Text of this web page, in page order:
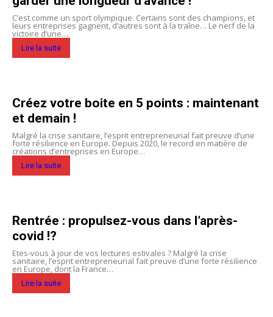
C’est comme un sport olympique. Certains sont des champions, et
leurs entreprises gagnent, d’autres sont à la traîne… Le nerf de la
victoire d’une…
Lire la suite
Créez votre boite en 5 points : maintenant
et demain !
Malgré la crise sanitaire, l’esprit entrepreneurial fait preuve d’une
forte résilience en Europe. Depuis 2020, le record en matière de
créations d’entreprises en Europe…
Lire la suite
Rentrée : propulsez-vous dans l’après-
covid !?
Etes-vous à jour de vos lectures estivales ? Malgré la crise
sanitaire, l’esprit entrepreneurial fait preuve d’une forte résilience
en Europe, dont la France…
Lire la suite